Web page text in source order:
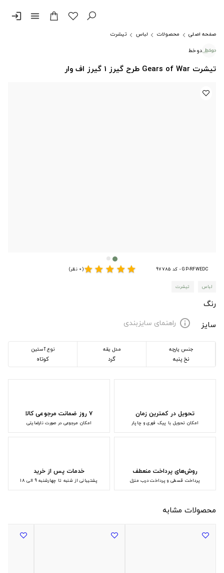
menu
login
صفحه اصلی محصولات لباس
تیشرت
دوخط
تیشرت Gears of War طرح گیرز 1 گیرز اف وار
GP-RFWEDC - کد 97785 star
star
star
star
star(0 نظر)
لباس تیشرت
رنگ
سایز
info راهنمای سایزبندی
جنس پارچه
نخ پنبه
مدل یقه
گرد
نوع آستین
کوتاه
تحویل در کمترین زمان
امکان تحویل با پیک فوری و چاپار
۷ روز ضمانت مرجوعی کالا
امکان مرجوعی در صورت نارضایتی
روش‌های پرداخت منعطف
پرداخت قسطی و پرداخت درب منزل
خدمات پس از خرید
پشتیبانی از شنبه تا چهارشنبه 9 الی 18
محصولات مشابه